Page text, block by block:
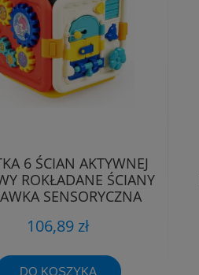
6 ŚCIAN AKTYWNEJ
ROKŁADANE ŚCIANY
SENSORYCZNA
106,89 zł
DO KOSZYKA